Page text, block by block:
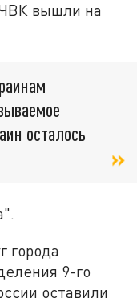
вышли на
осталось
города
9-го
оставили